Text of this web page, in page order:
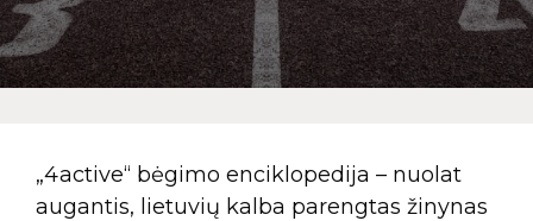
„4active“ bėgimo enciklopedija – nuolat
augantis, lietuvių kalba parengtas žinynas